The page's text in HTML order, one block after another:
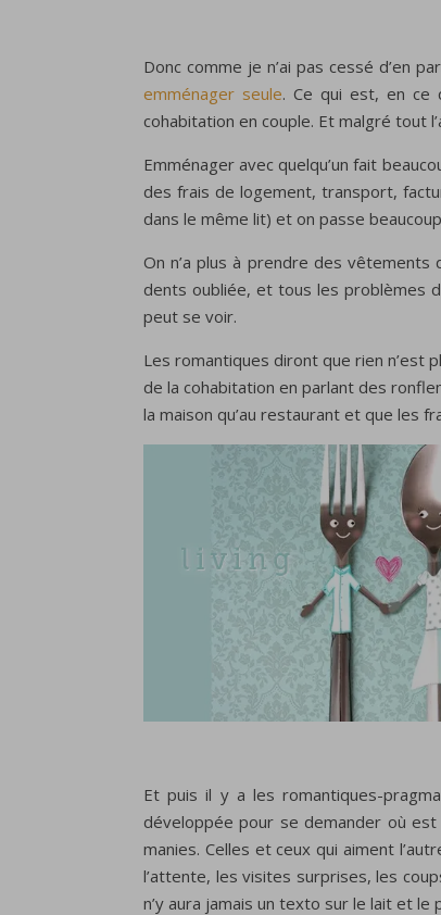
Donc comme je n’ai pas cessé d’en
emménager seule. Ce qui est, en ce
cohabitation en couple. Et malgré tout
Emménager avec quelqu’un fait
des frais de logement, transport,
dans le même lit) et on passe
On n’a plus à prendre des
dents oubliée, et tous les problèmes
peut se voir.
Les romantiques diront que rien n’est
de la cohabitation en parlant des
la maison qu’au restaurant et que les
Et puis il y a les romantiques-
développée pour se demander où
manies. Celles et ceux qui aiment
l’attente, les visites surprises, les
n’y aura jamais un texto sur le lait et le